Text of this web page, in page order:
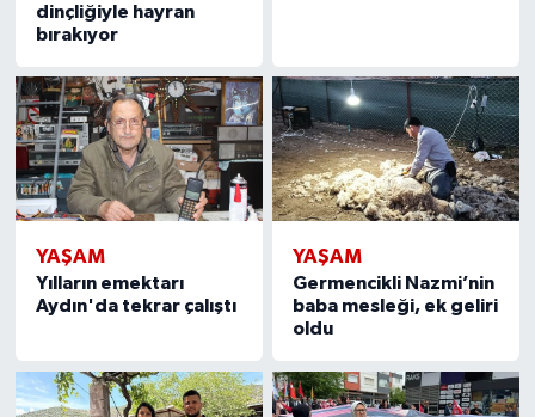
dinçliğiyle hayran
bırakıyor
YAŞAM
Yılların emektarı
Aydın'da tekrar çalıştı
YAŞAM
Germencikli Nazmi’nin
baba mesleği, ek geliri
oldu